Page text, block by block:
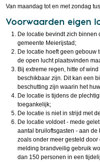
Van maandag tot en met zondag
Voorwaarden eigen
De locatie bevindt zich binnen
gemeente Meierijstad;
De locatie hoeft geen gebouw
de open lucht plaatsvinden
Bij extreme regen, hitte of
beschikbaar zijn. Dit kan een
beschutting zijn waarin het
De locatie is tijdens de
toegankelijk;
De locatie is niet in strijd met
De locatie voldoet - mede
aantal bruiloftsgasten - aan
zoals onder meer gesteld door
melding brandveilig gebruik
dan 150 personen in een